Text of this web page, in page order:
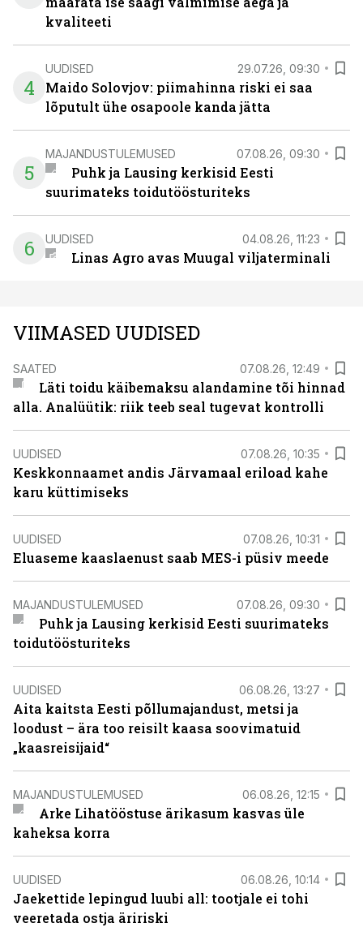
kvaliteeti
4
UUDISED 29.07.26, 09:30
Maido Solovjov: piimahinna riski ei saa
lõputult ühe osapoole kanda jätta
5
MAJANDUSTULEMUSED 07.08.26, 09:30
Puhk ja Lausing kerkisid Eesti
suurimateks toidutöösturiteks
6 UUDISED 04.08.26, 11:23
Linas Agro avas Muugal viljaterminali
VIIMASED UUDISED
SAATED 07.08.26, 12:49
Läti toidu käibemaksu alandamine tõi hinnad
alla. Analüütik: riik teeb seal tugevat kontrolli
UUDISED 07.08.26, 10:35
Keskkonnaamet andis Järvamaal eriload kahe
karu küttimiseks
UUDISED 07.08.26, 10:31
Eluaseme kaaslaenust saab MES-i püsiv meede
MAJANDUSTULEMUSED 07.08.26, 09:30
Puhk ja Lausing kerkisid Eesti suurimateks
toidutöösturiteks
UUDISED 06.08.26, 13:27
Aita kaitsta Eesti põllumajandust, metsi ja
loodust – ära too reisilt kaasa soovimatuid
„kaasreisijaid“
MAJANDUSTULEMUSED 06.08.26, 12:15
Arke Lihatööstuse ärikasum kasvas üle
kaheksa korra
UUDISED 06.08.26, 10:14
Jaekettide lepingud luubi all: tootjale ei tohi
veeretada ostja äririski